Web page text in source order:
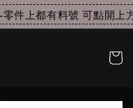
件上都有料號 可點開上